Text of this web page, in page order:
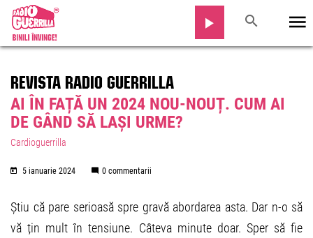
REVISTA RADIO GUERRILLA
AI ÎN FAȚĂ UN 2024 NOU-NOUȚ. CUM AI
DE GÂND SĂ LAȘI URME?
Cardioguerrilla
5 ianuarie 2024 0 commentarii
Știu că pare serioasă spre gravă abordarea asta. Dar n-o să
vă țin mult în tensiune. Câteva minute doar. Sper să fie